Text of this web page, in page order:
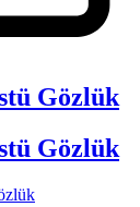
Gözlük
Gözlük